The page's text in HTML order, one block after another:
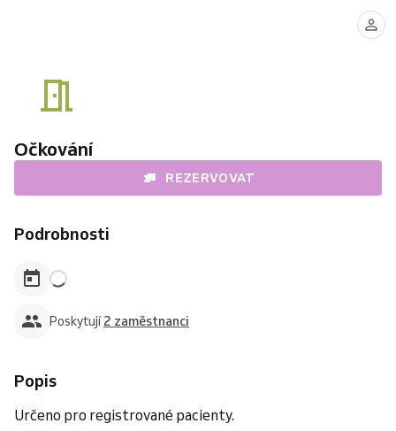
Očkování
REZERVOVAT
Podrobnosti
Poskytují 2 zaměstnanci
Popis
Určeno pro registrované pacienty.